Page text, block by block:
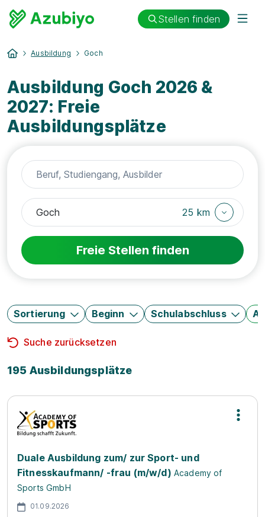
Stellen finden
Ausbildung Goch
Ausbildung Goch 2026 &
2027: Freie
Ausbildungsplätze
25 km
Freie Stellen finden
Sortierung Beginn Schulabschluss
Suche zurücksetzen
195 Ausbildungsplätze
Duale Ausbildung zum/ zur Sport- und
Fitnesskaufmann/ -frau (m/w/d) Academy of
Sports GmbH
01.09.2026